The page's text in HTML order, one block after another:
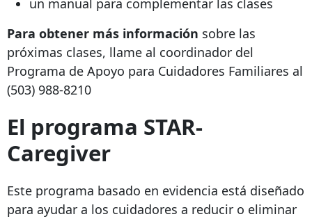
Para obtener más información sobre las
próximas clases, llame al coordinador del
Programa de Apoyo para Cuidadores Familiares al
(503) 988-8210
El programa STAR-
Caregiver
Este programa basado en evidencia está diseñado
para ayudar a los cuidadores a reducir o eliminar